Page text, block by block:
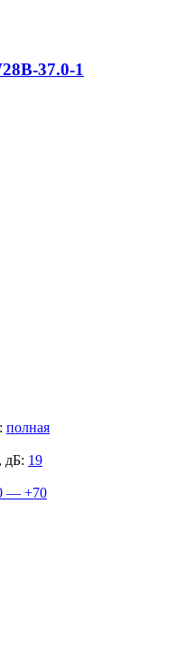
37.0-1
: полная
дБ: 19
— +70